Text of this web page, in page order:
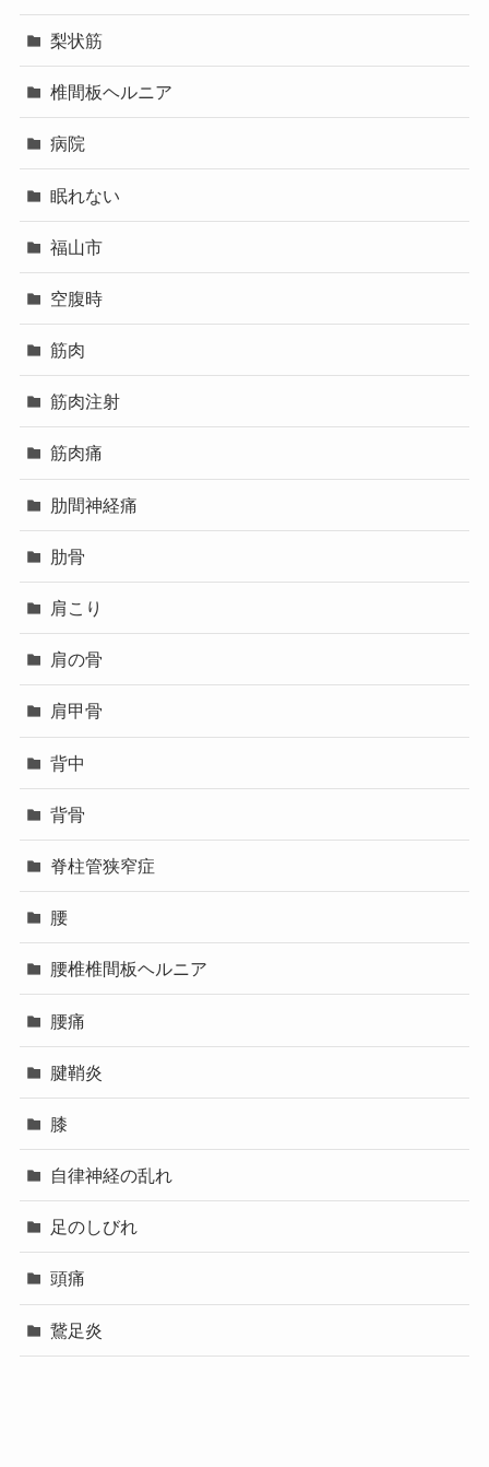
梨状筋
椎間板ヘルニア
病院
眠れない
福山市
空腹時
筋肉
筋肉注射
筋肉痛
肋間神経痛
肋骨
肩こり
肩の骨
肩甲骨
背中
背骨
脊柱管狭窄症
腰
腰椎椎間板ヘルニア
腰痛
腱鞘炎
膝
自律神経の乱れ
足のしびれ
頭痛
鵞足炎